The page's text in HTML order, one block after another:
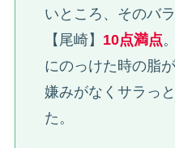
いところ、そのバ
【尾崎】 10点満点
にのっけた時の脂
嫌みがなくサラっ
た。